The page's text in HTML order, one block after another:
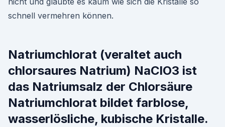
schnell vermehren können.
Natriumchlorat (veraltet auch
chlorsaures Natrium) NaClO3 ist
das Natriumsalz der Chlorsäure
Natriumchlorat bildet farblose,
wasserlösliche, kubische Kristalle.